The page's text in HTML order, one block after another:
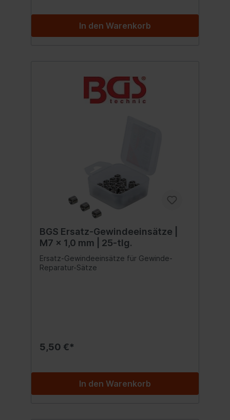
In den Warenkorb
BGS Ersatz-Gewindeeinsätze |
M7 x 1,0 mm | 25-tlg.
Ersatz-Gewindeeinsätze für Gewinde-
Reparatur-Sätze
5,50 €*
In den Warenkorb